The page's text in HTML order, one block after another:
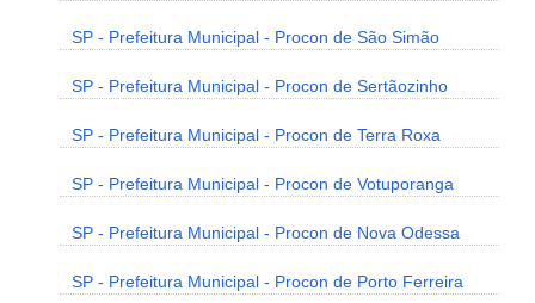
SP - Prefeitura Municipal - Procon de São Simão
SP - Prefeitura Municipal - Procon de Sertãozinho
SP - Prefeitura Municipal - Procon de Terra Roxa
SP - Prefeitura Municipal - Procon de Votuporanga
SP - Prefeitura Municipal - Procon de Nova Odessa
SP - Prefeitura Municipal - Procon de Porto Ferreira